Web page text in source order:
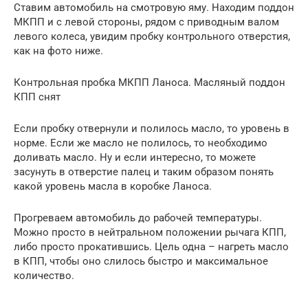
Ставим автомобиль на смотровую яму. Находим поддон
МКПП и с левой стороны, рядом с приводным валом
левого колеса, увидим пробку контрольного отверстия,
как на фото ниже.
Контрольная пробка МКПП Ланоса. Масляный поддон
КПП снят
Если пробку отвернули и полилось масло, то уровень в
норме. Если же масло не полилось, то необходимо
доливать масло. Ну и если интересно, то можете
засунуть в отверстие палец и таким образом понять
какой уровень масла в коробке Ланоса.
Прогреваем автомобиль до рабочей температуры.
Можно просто в нейтральном положении рычага КПП,
либо просто прокатившись. Цель одна – нагреть масло
в КПП, чтобы оно слилось быстро и максимальное
количество.